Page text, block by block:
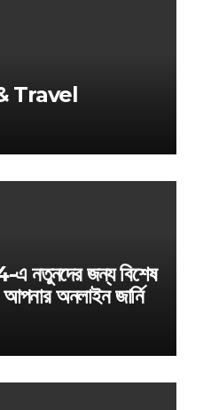
Travel
জন্য বিশেষ
অনলাইন জার্নি